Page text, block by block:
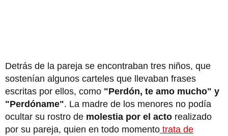
Detrás de la pareja se encontraban tres niños, que
sostenían algunos carteles que llevaban frases
escritas por ellos, como "Perdón, te amo mucho" y
"Perdóname". La madre de los menores no podía
ocultar su rostro de molestia por el acto realizado
por su pareja, quien en todo momento trata de